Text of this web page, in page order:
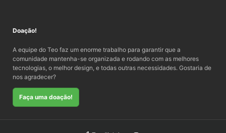
Doação!
A equipe do Teo faz um enorme trabalho para garantir que a
comunidade mantenha-se organizada e rodando com as melhores
tecnologias, o melhor design, e todas outras necessidades. Gostaria de
nos agradecer?
Faça uma doação!